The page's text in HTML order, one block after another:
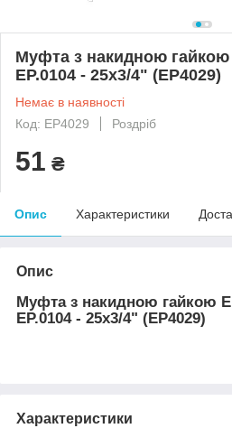
Муфта з накидною гайкою
EP.0104 - 25x3/4" (EP4029)
Немає в наявності
Код: EP4029
Роздріб
51 ₴
Опис Характеристики
Опис
Муфта з накидною гайкою
EP.0104 - 25x3/4" (EP4029)
Характеристики